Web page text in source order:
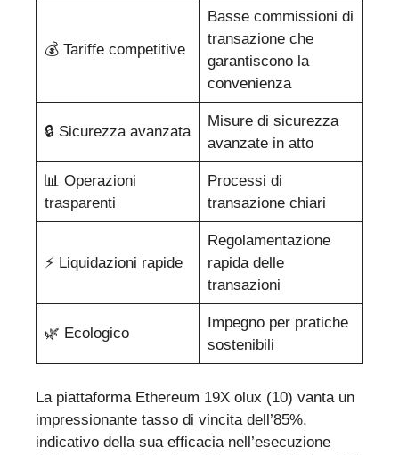
💰 Tariffe competitive
Basse commissioni di
transazione che
garantiscono la
convenienza
🔒 Sicurezza avanzata
Misure di sicurezza
avanzate in atto
📊 Operazioni
trasparenti
Processi di
transazione chiari
⚡ Liquidazioni rapide
Regolamentazione
rapida delle
transazioni
🌿 Ecologico
Impegno per pratiche
sostenibili
La piattaforma Ethereum 19X olux (10) vanta un
impressionante tasso di vincita dell’85%,
indicativo della sua efficacia nell’esecuzione